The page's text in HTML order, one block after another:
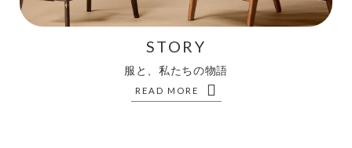
STORY
服と、私たちの物語
READ MORE